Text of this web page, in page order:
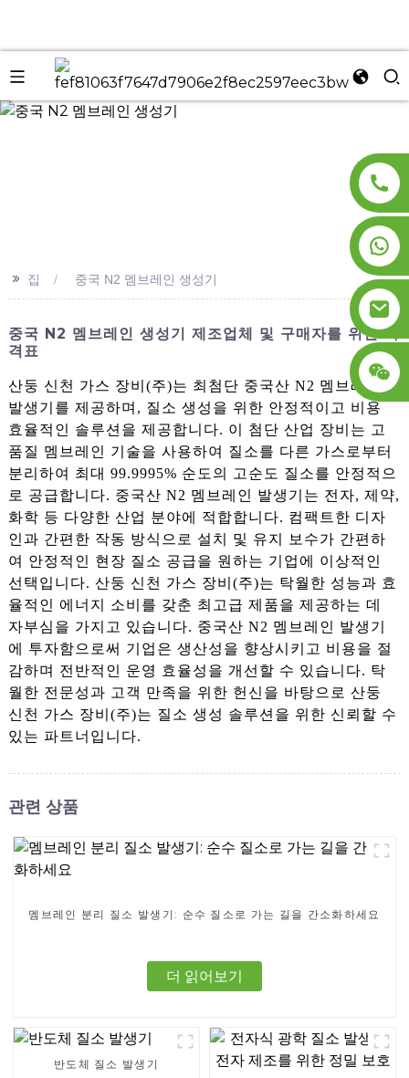
>> 집 중국 N2 멤브레인 생성기
중국 N2 멤브레인 생성기 제조업체 및 구매자를 위한 가
격표
산둥 신천 가스 장비(주)는 최첨단 중국산 N2 멤브레인
발생기를 제공하며, 질소 생성을 위한 안정적이고 비용
효율적인 솔루션을 제공합니다. 이 첨단 산업 장비는 고
품질 멤브레인 기술을 사용하여 질소를 다른 가스로부터
분리하여 최대 99.9995% 순도의 고순도 질소를 안정적으
로 공급합니다. 중국산 N2 멤브레인 발생기는 전자, 제약,
화학 등 다양한 산업 분야에 적합합니다. 컴팩트한 디자
인과 간편한 작동 방식으로 설치 및 유지 보수가 간편하
여 안정적인 현장 질소 공급을 원하는 기업에 이상적인
선택입니다. 산둥 신천 가스 장비(주)는 탁월한 성능과 효
율적인 에너지 소비를 갖춘 최고급 제품을 제공하는 데
자부심을 가지고 있습니다. 중국산 N2 멤브레인 발생기
에 투자함으로써 기업은 생산성을 향상시키고 비용을 절
감하며 전반적인 운영 효율성을 개선할 수 있습니다. 탁
월한 전문성과 고객 만족을 위한 헌신을 바탕으로 산둥
신천 가스 장비(주)는 질소 생성 솔루션을 위한 신뢰할 수
있는 파트너입니다.
관련 상품
멤브레인 분리 질소 발생기: 순수 질소로 가는 길을 간소화하세요
더 읽어보기
반도체 질소 발생기